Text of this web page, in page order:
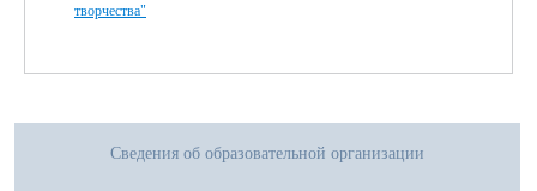
творчества"
Сведения об образовательной организации